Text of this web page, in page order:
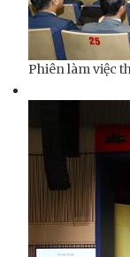
Phiên làm việc